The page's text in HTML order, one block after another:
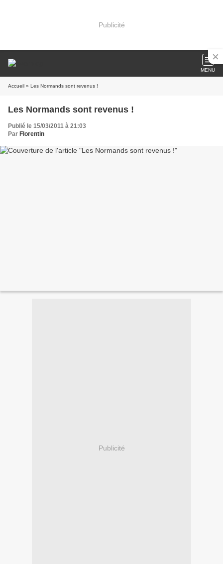
Publicité
MENU
Accueil » Les Normands sont revenus !
Les Normands sont revenus !
Publié le 15/03/2011 à 21:03
Par Florentin
Publicité